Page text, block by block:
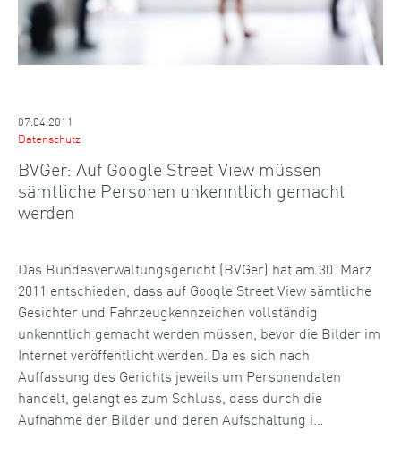
07.04.2011
Datenschutz
BVGer: Auf Google Street View müssen
sämtliche Personen unkenntlich gemacht
werden
Das Bundesverwaltungsgericht (BVGer) hat am 30. März
2011 entschieden, dass auf Google Street View sämtliche
Gesichter und Fahrzeugkennzeichen vollständig
unkenntlich gemacht werden müssen, bevor die Bilder im
Internet veröffentlicht werden. Da es sich nach
Auffassung des Gerichts jeweils um Personendaten
handelt, gelangt es zum Schluss, dass durch die
Aufnahme der Bilder und deren Aufschaltung i…